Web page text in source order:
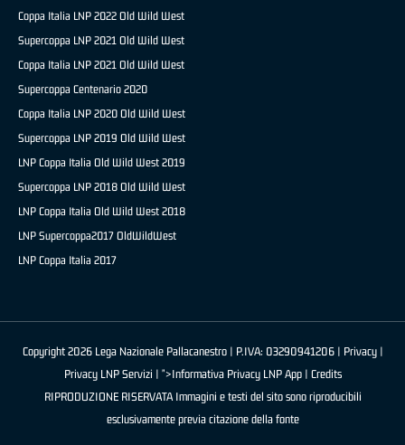
Coppa Italia LNP 2022 Old Wild West
Supercoppa LNP 2021 Old Wild West
Coppa Italia LNP 2021 Old Wild West
Supercoppa Centenario 2020
Coppa Italia LNP 2020 Old Wild West
Supercoppa LNP 2019 Old Wild West
LNP Coppa Italia Old Wild West 2019
Supercoppa LNP 2018 Old Wild West
LNP Coppa Italia Old Wild West 2018
LNP Supercoppa2017 OldWildWest
LNP Coppa Italia 2017
Copyright 2026 Lega Nazionale Pallacanestro | P.IVA: 03290941206 | Privacy|
Privacy LNP Servizi | ">Informativa Privacy LNP App | Credits
RIPRODUZIONE RISERVATA Immagini e testi del sito sono riproducibili
esclusivamente previa citazione della fonte